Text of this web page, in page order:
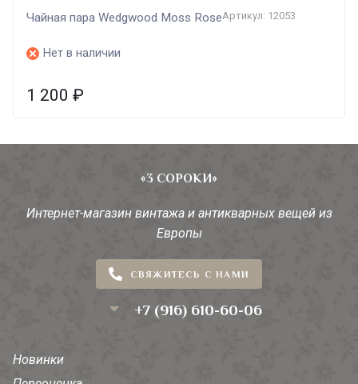
Чайная пара Wedgwood Moss RoseАртикул: 12053
Нет в наличии
1 200 ₽
«3 СОРОКИ»
Интернет-магазин винтажа и антикварных вещей из
Европы
СВЯЖИТЕСЬ С НАМИ
+7 (916) 610-60-06
Новинки